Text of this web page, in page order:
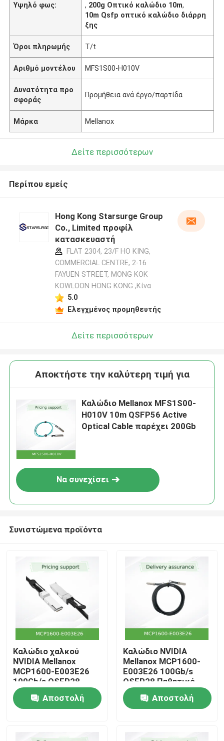
Αρχική
Προϊόντα
Βίντεο
Υψηλό φως:
, 200g Οπτικό καλώδιο 10m,
10m Qsfp οπτικό καλώδιο διάρρη
ξης
Όροι πληρωμής T/t
Αριθμό μοντέλου MFS1S00-H010V
Δυνατότητα προ
σφοράς
Προμήθεια ανά έργο/παρτίδα
Μάρκα Mellanox
Δείτε περισσότερων
Περίπου εμείς
Hong Kong Starsurge Group
Co., Limited προφίλ
κατασκευαστή
FLAT 2304, 23/F HO KING,
COMMERCIAL CENTRE, 2-16
FAYUEN STREET, MONG KOK
KOWLOON HONG KONG ,Κίνα
5.0
Ελεγχμένος προμηθευτής
Δείτε περισσότερων
Αποκτήστε την καλύτερη τιμή για
Καλώδιο Mellanox MFS1S00-
H010V 10m QSFP56 Active
Optical Cable παρέχει 200Gb
Να συνεχίσει
Συνιστώμενα προϊόντα
Καλώδιο χαλκού
NVIDIA Mellanox
MCP1600-E003E26
100Gb/s QSFP28
Passive Direct Attach
– 3m, EDR InfiniBand,
Χαμηλή
Αποστολή
Καλώδιο NVIDIA
Mellanox MCP1600-
E003E26 100Gb/s
QSFP28 Παθητικό
DAC 3m EDR
InfiniBandΑποστολή